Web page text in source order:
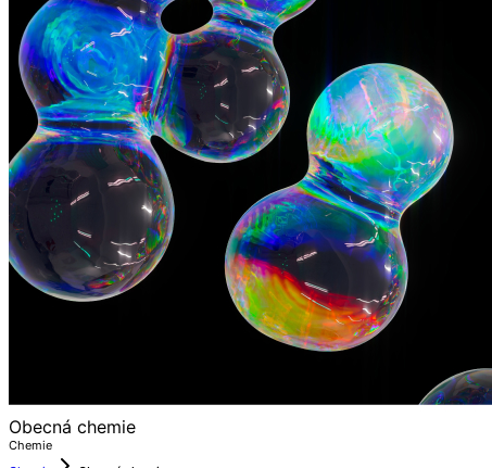
Obecná chemie
Chemie